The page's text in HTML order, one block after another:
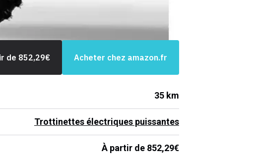
de 852,29€ Acheter chez amazon.fr
35 km
Trottinettes électriques puissantes
À partir de 852,29€